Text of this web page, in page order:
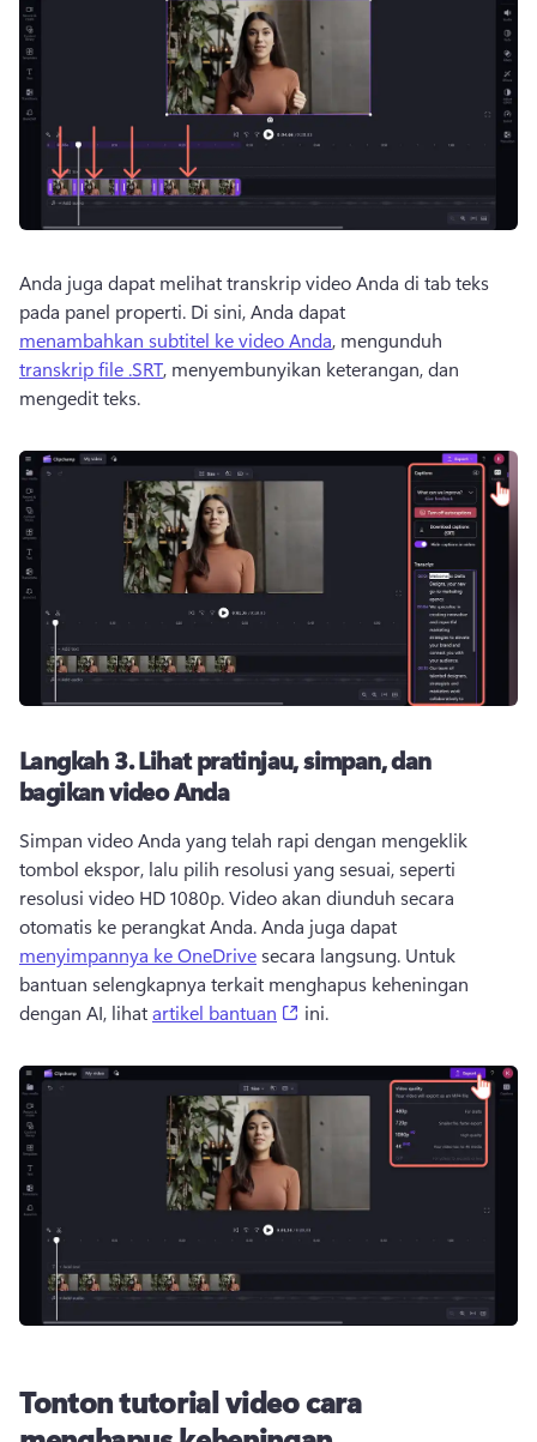
Anda juga dapat melihat transkrip video Anda di tab teks
pada panel properti. Di sini, Anda dapat
menambahkan subtitel ke video Anda, mengunduh
transkrip file .SRT, menyembunyikan keterangan, dan
mengedit teks.
Langkah 3.Lihat pratinjau, simpan, dan
bagikan video Anda
Simpan video Anda yang telah rapi dengan mengeklik
tombol ekspor, lalu pilih resolusi yang sesuai, seperti
resolusi video HD 1080p. Video akan diunduh secara
otomatis ke perangkat Anda. Anda juga dapat
menyimpannya ke OneDrive secara langsung. Untuk
bantuan selengkapnya terkait menghapus keheningan
dengan AI, lihat artikel bantuan (opens in a new tab)
ini.
Tonton tutorial video cara